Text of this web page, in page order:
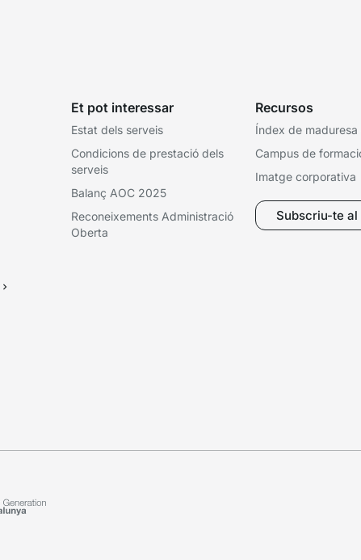
Et pot interessar
Estat dels serveis
Condicions de prestació dels
serveis
Balanç AOC 2025
Reconeixements Administració
Oberta
Recursos
Índex de
Campus de
Imatge corporativa
Subscriu-te